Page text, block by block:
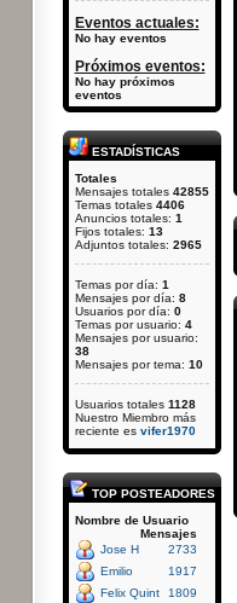
Eventos actuales:
No hay eventos
Próximos eventos:
No hay próximos
eventos
ESTADÍSTICAS
Totales
Mensajes totales 42855
Temas totales 4406
Anuncios totales: 1
Fijos totales: 13
Adjuntos totales: 2965
Temas por día: 1
Mensajes por día: 8
Usuarios por día: 0
Temas por usuario: 4
Mensajes por usuario:
38
Mensajes por tema: 10
Usuarios totales 1128
Nuestro Miembro más
reciente es vifer1970
TOP POSTEADORES
Nombre de Usuario
Mensajes
Jose H
2733
Emilio
1917
Felix Quint
1809